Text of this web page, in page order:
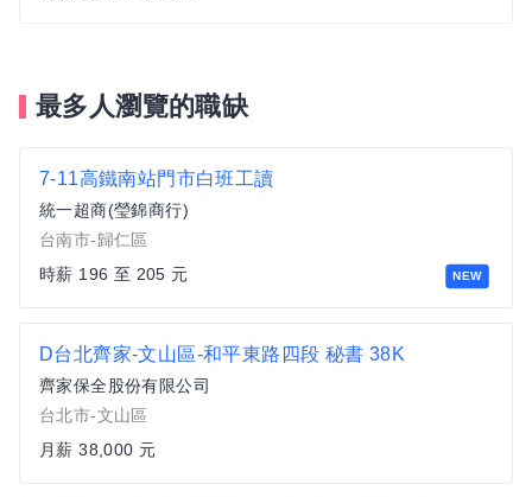
最多人瀏覽的職缺
NEW
7-11高鐵南站門市白班工讀
統一超商(瑩錦商行)
台南市-歸仁區
時薪 196 至 205 元
D台北齊家-文山區-和平東路四段 秘書 38K
齊家保全股份有限公司
台北市-文山區
月薪 38,000 元